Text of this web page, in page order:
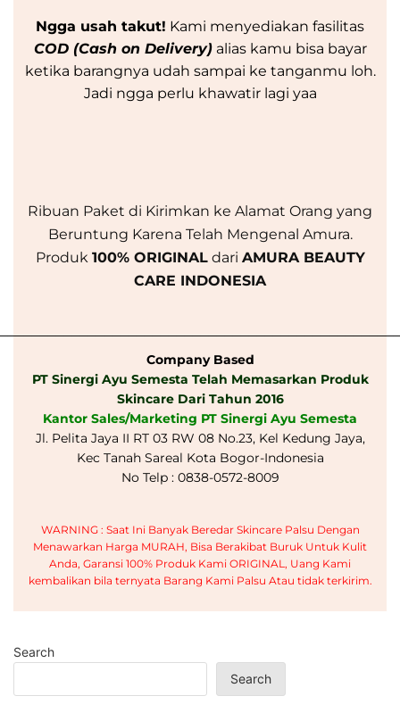
Ngga usah takut! Kami menyediakan fasilitas
COD (Cash on Delivery)alias kamu bisa bayar
ketika barangnya udah sampai ke tanganmu loh.
Jadi ngga perlu khawatir lagi yaa
Ribuan Paket di Kirimkan ke Alamat Orang yang
Beruntung Karena Telah Mengenal Amura.
Produk 100% ORIGINALdari AMURA BEAUTY
CARE INDONESIA
Company Based
PT Sinergi Ayu Semesta Telah Memasarkan Produk
Skincare Dari Tahun 2016
Kantor Sales/Marketing PT Sinergi Ayu Semesta
Jl. Pelita Jaya II RT 03 RW 08 No.23, Kel Kedung Jaya,
Kec Tanah Sareal Kota Bogor-Indonesia
No Telp : 0838-0572-8009
WARNING : Saat Ini Banyak Beredar Skincare Palsu Dengan
Menawarkan Harga MURAH, Bisa Berakibat Buruk Untuk Kulit
Anda, Garansi 100% Produk Kami ORIGINAL, Uang Kami
kembalikan bila ternyata Barang Kami Palsu Atau tidak terkirim.
Search
Search